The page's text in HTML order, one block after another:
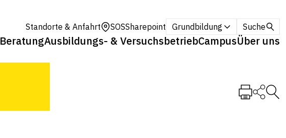
Standorte & Anfahrt SOSSharepoint Grundbildung Suche
BeratungAusbildungs- & VersuchsbetriebCampusÜber uns